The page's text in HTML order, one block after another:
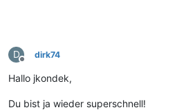
D
Offline
dirk74
Hallo jkondek,
Du bist ja wieder superschnell!